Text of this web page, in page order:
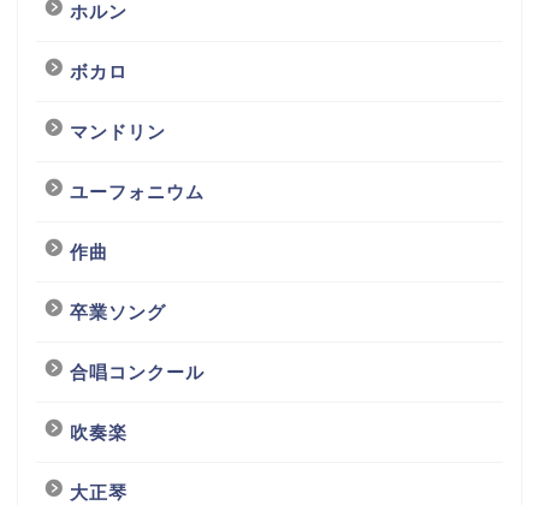
ホルン
ボカロ
マンドリン
ユーフォニウム
作曲
卒業ソング
合唱コンクール
吹奏楽
大正琴